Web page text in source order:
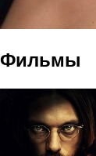
Фильмы